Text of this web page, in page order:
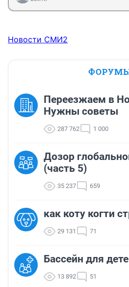
Новости СМИ2
Переезжаем в
Нужны советы
287 762 1 000
Дозор
(часть 5)
35 237 659
как коту когти
29 131 71
Бассейн для
13 892 51